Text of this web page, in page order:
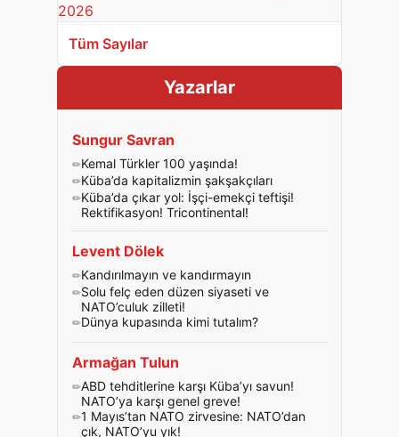
Tüm Sayılar
Yazarlar
Sungur Savran
Kemal Türkler 100 yaşında!
Küba’da kapitalizmin şakşakçıları
Küba’da çıkar yol: İşçi-emekçi teftişi!
Rektifikasyon! Tricontinental!
Levent Dölek
Kandırılmayın ve kandırmayın
Solu felç eden düzen siyaseti ve
NATO’culuk zilleti!
Dünya kupasında kimi tutalım?
Armağan Tulun
ABD tehditlerine karşı Küba’yı savun!
NATO’ya karşı genel greve!
1 Mayıs’tan NATO zirvesine: NATO’dan
çık, NATO’yu yık!